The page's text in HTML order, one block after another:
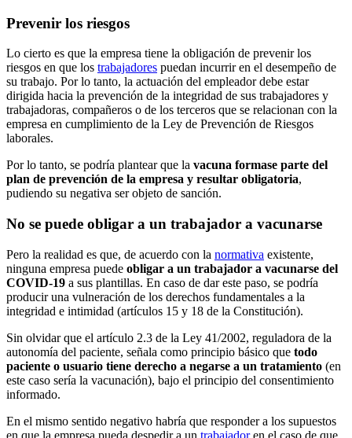
Prevenir los riesgos
Lo cierto es que la empresa tiene la obligación de prevenir los
riesgos en que los trabajadores puedan incurrir en el desempeño de
su trabajo. Por lo tanto, la actuación del empleador debe estar
dirigida hacia la prevención de la integridad de sus trabajadores y
trabajadoras, compañeros o de los terceros que se relacionan con la
empresa en cumplimiento de la Ley de Prevención de Riesgos
laborales.
Por lo tanto, se podría plantear que la vacuna formase parte del
plan de prevención de la empresa y resultar obligatoria,
pudiendo su negativa ser objeto de sanción.
No se puede obligar a un trabajador a vacunarse
Pero la realidad es que, de acuerdo con la normativa existente,
ninguna empresa puede obligar a un trabajador a vacunarse del
COVID-19 a sus plantillas. En caso de dar este paso, se podría
producir una vulneración de los derechos fundamentales a la
integridad e intimidad (artículos 15 y 18 de la Constitución).
Sin olvidar que el artículo 2.3 de la Ley 41/2002, reguladora de la
autonomía del paciente, señala como principio básico que todo
paciente o usuario tiene derecho a negarse a un tratamiento (en
este caso sería la vacunación), bajo el principio del consentimiento
informado.
En el mismo sentido negativo habría que responder a los supuestos
en que la empresa pueda despedir a un trabajadoren el caso de que